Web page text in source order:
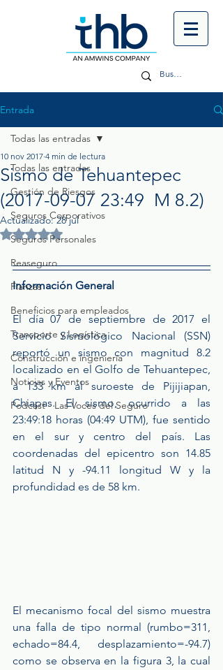
Entrada
Todas las entradas
Gestión de Riesgos
Seguros Corporativos
Seguros Personales
Reaseguro
Fianzas
Beneficios para empleados
Transporte y Logística
Construcción e ingeniería
Noticias y Eventos
Podcast - Las Voces del Seguro
Todas las entradas
Sismo​ ​de​ ​Tehuantepec​ ​
(2017-09-07​ ​23:49​ ​ ​M​ ​8.2)
10 nov 2017 4 min de lectura
Actualizado:28 jul
Obtuvo NaN de 5 estrellas.
Información General
El día 07 de septiembre de 2017 el
Servicio Sismológico Nacional (SSN)
reportó un sismo con magnitud 8.2
localizado en el Golfo de Tehuantepec,
a 133 km al suroeste de Pijijiapan,
Chiapas. El sismo, ocurrido a las
23:49:18 horas (04:49 UTM), fue sentido
en el sur y centro del país. Las
coordenadas del epicentro son 14.85
latitud N y -94.11 longitud W y la
profundidad es de 58 km.
El mecanismo focal del sismo muestra
una falla de tipo normal (rumbo=311,
echado=84.4, desplazamiento=-94.7)
como se observa en la figura 3, la cual